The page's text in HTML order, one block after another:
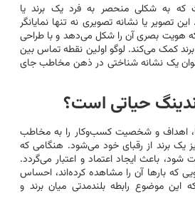
که به شکلی منحصر به فرد یک برند یا
تصویر یا نشانه تصویری نه تنها نمایانگر
هویت بصری آن را شکل می‌دهد و با طراحی
برند کمک می‌کند. لوگو اولین نقطه تماس بین
یک نشانه شناختی در ذهن مخاطب جای
حیاتی است؟
اهداف و شخصیت کسب‌وکار را به مخاطب
یک برند از رقبای خود می‌شود. هنگامی که
شود، باعث ایجاد اعتماد و اعتبار می‌گردد.
که بارها آن را مشاهده کرده‌اند، احساس
این موضوع رابطه بلندمدتی میان برند و